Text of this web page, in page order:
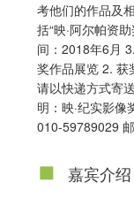
考他们的作品及
括“映·阿尔帕资
间：2018年6月
奖作品展览 2. 获
请以快递方式寄
明：映·纪实影
010-59789029
嘉宾介绍